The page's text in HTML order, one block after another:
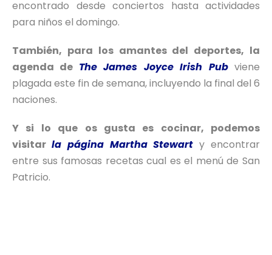
encontrado desde conciertos hasta actividades
para niños el domingo.
También, para los amantes del deportes, la
agenda de The James Joyce Irish Pub viene
plagada este fin de semana, incluyendo la final del 6
naciones.
Y si lo que os gusta es cocinar, podemos
visitar la página Martha Stewart y encontrar
entre sus famosas recetas cual es el menú de San
Patricio.